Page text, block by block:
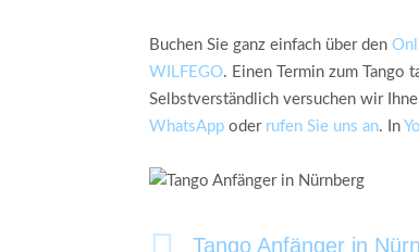
Buchen Sie ganz einfach über den
WILFEGO. Einen Termin zum
Selbstverständlich versuchen wir
WhatsApp oder rufen Sie uns an. In
Tango Anfänger in